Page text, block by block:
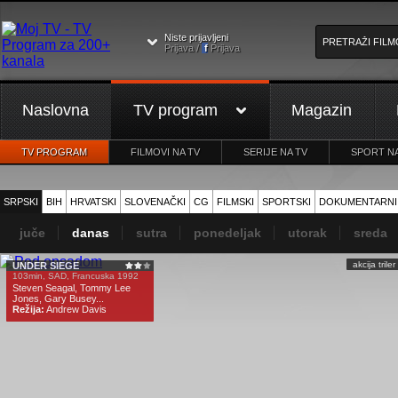
Niste prijavljeni
Prijava / fPrijava
Naslovna TV program Magazin
TV PROGRAM FILMOVI NA TV SERIJE NA TV SPORT
SRPSKI BIH HRVATSKI SLOVENAČKI CG FILMSKI SPORTSKI DOKUMENTARNI
juče danas sutra ponedeljak utorak sreda
akcija triler
UNDER SIEGE
103min, SAD, Francuska 1992
Steven Seagal, Tommy Lee
Jones, Gary Busey...
Režija: Andrew Davis